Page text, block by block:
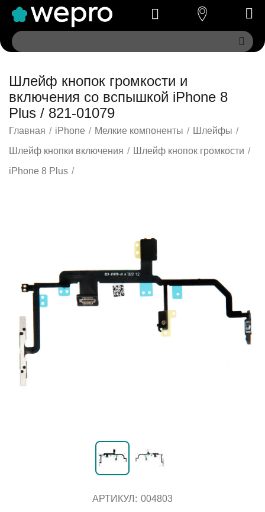
Шлейф кнопок громкости и
включения со вспышкой iPhone 8
Plus / 821-01079
Главная / iPhone / Мелкие компоненты / Шлейфы /
Шлейф кнопки включения / Шлейф кнопок громкости /
iPhone 8 Plus /
АРТИКУЛ: 004803